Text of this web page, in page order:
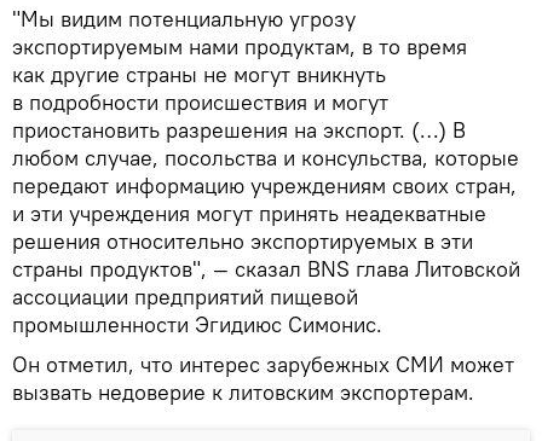
"Мы видим потенциальную угрозу
экспортируемым нами продуктам, в то время
как другие страны не могут вникнуть
в подробности происшествия и могут
приостановить разрешения на экспорт. (…) В
любом случае, посольства и консульства, которые
передают информацию учреждениям своих стран,
и эти учреждения могут принять неадекватные
решения относительно экспортируемых в эти
страны продуктов", — сказал BNS глава Литовской
ассоциации предприятий пищевой
промышленности Эгидиюс Симонис.
Он отметил, что интерес зарубежных СМИ может
вызвать недоверие к литовским экспортерам.